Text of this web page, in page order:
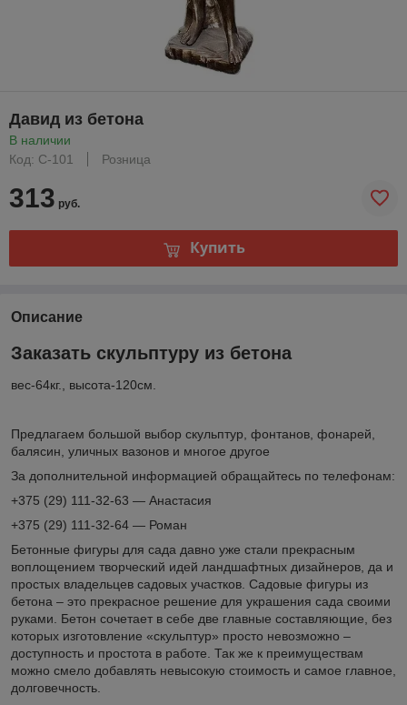
Давид из бетона
В наличии
Код: С-101
Розница
313 руб.
Купить
Описание
Заказать скульптуру из бетона
вес-64кг., высота-120см.
Предлагаем большой выбор скульптур, фонтанов, фонарей,
балясин, уличных вазонов и многое другое
За дополнительной информацией обращайтесь по телефонам:
+375 (29) 111-32-63 — Анастасия
+375 (29) 111-32-64 — Роман
Бетонные фигуры для сада давно уже стали прекрасным
воплощением творческий идей ландшафтных дизайнеров, да и
простых владельцев садовых участков. Садовые фигуры из
бетона – это прекрасное решение для украшения сада своими
руками. Бетон сочетает в себе две главные составляющие, без
которых изготовление «скульптур» просто невозможно –
доступность и простота в работе. Так же к преимуществам
можно смело добавлять невысокую стоимость и самое главное,
долговечность.